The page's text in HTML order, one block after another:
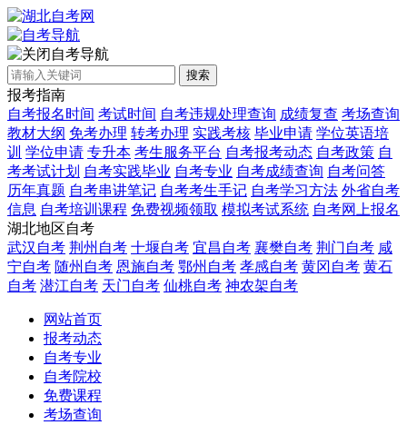
自考导航
搜索
报考指南
自考报名时间 考试时间 自考违规处理查询 成绩复查 考场查询
教材大纲 免考办理 转考办理 实践考核 毕业申请 学位英语培
训 学位申请 专升本 考生服务平台 自考报考动态 自考政策 自
考考试计划 自考实践毕业 自考专业 自考成绩查询 自考问答
历年真题 自考串讲笔记 自考考生手记 自考学习方法 外省自考
信息 自考培训课程 免费视频领取 模拟考试系统 自考网上报名
湖北地区自考
武汉自考 荆州自考 十堰自考 宜昌自考 襄樊自考 荆门自考 咸
宁自考 随州自考 恩施自考 鄂州自考 孝感自考 黄冈自考 黄石
自考 潜江自考 天门自考 仙桃自考 神农架自考
网站首页
报考动态
自考专业
自考院校
免费课程
考场查询